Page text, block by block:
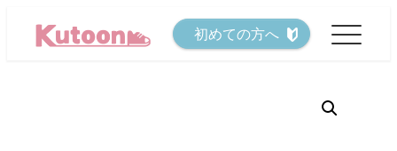
初めての方へ